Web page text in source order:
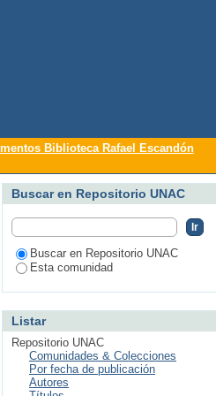
temaBiblioteca Rafael Escandón
Buscar en Repositorio UNAC
Buscar en Repositorio UNAC
Esta comunidad
Listar
Repositorio UNAC
Comunidades & Colecciones
Por fecha de publicación
Autores